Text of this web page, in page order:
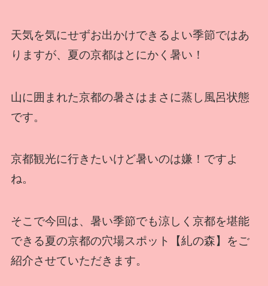
天気を気にせずお出かけできるよい季節ではあ
りますが、夏の京都はとにかく暑い！
山に囲まれた京都の暑さはまさに蒸し風呂状態
です。
京都観光に行きたいけど暑いのは嫌！ですよ
ね。
そこで今回は、暑い季節でも涼しく京都を堪能
できる夏の京都の穴場スポット【糺の森】をご
紹介させていただきます。